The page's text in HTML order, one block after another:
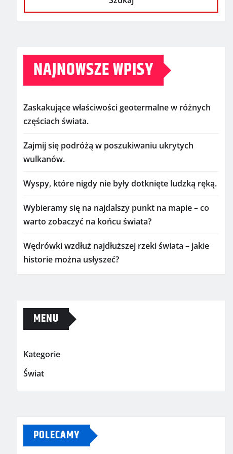
NAJNOWSZE WPISY
Zaskakujące właściwości geotermalne w różnych
częściach świata.
Zajmij się podróżą w poszukiwaniu ukrytych
wulkanów.
Wyspy, które nigdy nie były dotknięte ludzką ręką.
Wybieramy się na najdalszy punkt na mapie – co
warto zobaczyć na końcu świata?
Wędrówki wzdłuż najdłuższej rzeki świata – jakie
historie można usłyszeć?
MENU
Kategorie
Świat
POLECAMY